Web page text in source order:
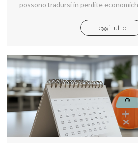
possono tradursi in perdite
Leggi tutto